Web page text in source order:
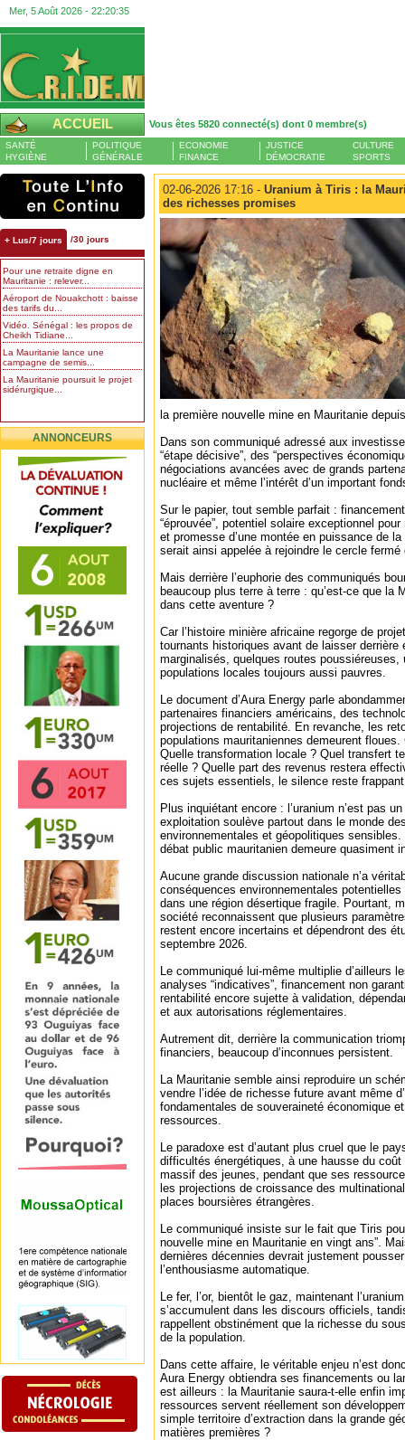
Mer, 5 Août 2026 - 22:20:36
ACCUEIL Vous êtes 5820 connecté(s) dont 0 membre(s)
SANTÉ
HYGIÈNE
POLITIQUE
GÉNÉRALE
ECONOMIE
FINANCE
JUSTICE
DÉMOCRATIE
CULTURE
SPORTS
+ Lus/7 jours /30 jours
Pour une retraite digne en
Mauritanie : relever...
Aéroport de Nouakchott : baisse
des tarifs du...
Vidéo. Sénégal : les propos de
Cheikh Tidiane...
La Mauritanie lance une
campagne de semis...
La Mauritanie poursuit le projet
sidérurgique...
ANNONCEURS
02-06-2026 17:16 - Uranium à Tiris : la
des richesses promises
la première nouvelle mine en Mauritanie
Dans son communiqué adressé aux
“étape décisive”, des “perspectives
négociations avancées avec de grands
nucléaire et même l’intérêt d’un important
Sur le papier, tout semble parfait :
“éprouvée”, potentiel solaire exceptionnel
et promesse d’une montée en puissance de
serait ainsi appelée à rejoindre le cercle fermé
Mais derrière l’euphorie des communiqués
beaucoup plus terre à terre : qu’est-ce que la
dans cette aventure ?
Car l’histoire minière africaine regorge de
tournants historiques avant de laisser derrière
marginalisés, quelques routes
populations locales toujours aussi pauvres.
Le document d’Aura Energy parle
partenaires financiers américains, des
projections de rentabilité. En revanche, les
populations mauritaniennes demeurent floues.
Quelle transformation locale ? Quel transfert
réelle ? Quelle part des revenus restera
ces sujets essentiels, le silence reste
Plus inquiétant encore : l’uranium n’est pas
exploitation soulève partout dans le monde
environnementales et géopolitiques
débat public mauritanien demeure quasiment
Aucune grande discussion nationale n’a
conséquences environnementales potentielles
dans une région désertique fragile. Pourtant,
société reconnaissent que plusieurs
restent encore incertains et dépendront des
septembre 2026.
Le communiqué lui-même multiplie d’ailleurs
analyses “indicatives”, financement non
rentabilité encore sujette à validation,
et aux autorisations réglementaires.
Autrement dit, derrière la communication
financiers, beaucoup d’inconnues persistent.
La Mauritanie semble ainsi reproduire un
vendre l’idée de richesse future avant même
fondamentales de souveraineté économique
ressources.
Le paradoxe est d’autant plus cruel que le
difficultés énergétiques, à une hausse du
massif des jeunes, pendant que ses
les projections de croissance des
places boursières étrangères.
Le communiqué insiste sur le fait que Tiris
nouvelle mine en Mauritanie en vingt ans”.
dernières décennies devrait justement
l’enthousiasme automatique.
Le fer, l’or, bientôt le gaz, maintenant
s’accumulent dans les discours officiels,
rappellent obstinément que la richesse du
de la population.
Dans cette affaire, le véritable enjeu n’est
Aura Energy obtiendra ses financements ou
est ailleurs : la Mauritanie saura-t-elle enfin
ressources servent réellement son
simple territoire d’extraction dans la grande
matières premières ?